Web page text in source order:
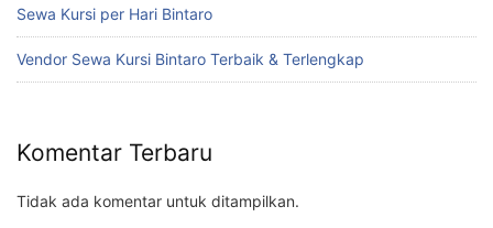
Sewa Kursi per Hari Bintaro
Vendor Sewa Kursi Bintaro Terbaik & Terlengkap
Komentar Terbaru
Tidak ada komentar untuk ditampilkan.